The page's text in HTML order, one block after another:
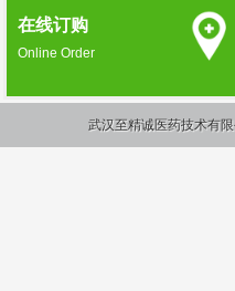
在线订购
Online Order
武汉至精诚医药技术有